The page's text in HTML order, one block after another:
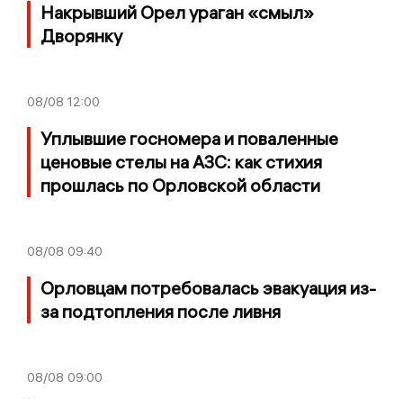
Накрывший Орел ураган «смыл»
Дворянку
08/08 12:00
Уплывшие госномера и поваленные
ценовые стелы на АЗС: как стихия
прошлась по Орловской области
08/08 09:40
Орловцам потребовалась эвакуация из-
за подтопления после ливня
08/08 09:00